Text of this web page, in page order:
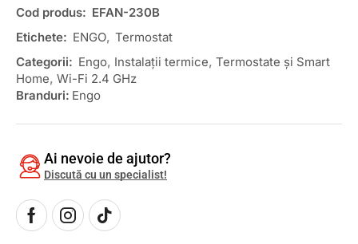
Cod produs: EFAN-230B
Etichete: ENGO, Termostat
Categorii: Engo, Instalații termice, Termostate și Smart
Home, Wi-Fi 2.4 GHz
Branduri: Engo
Ai nevoie de ajutor?
Discută cu un specialist!